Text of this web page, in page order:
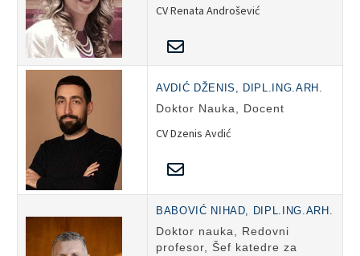
CV Renata Androšević
AVDIĆ DŽENIS, DIPL.ING.ARH.
Doktor Nauka, Docent
CV Dzenis Avdić
BABOVIĆ NIHAD, DIPL.ING.ARH.
Doktor nauka, Redovni
profesor, Šef katedre za